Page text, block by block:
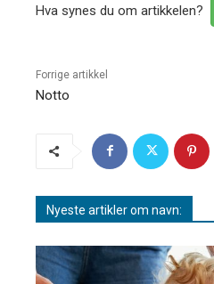
Hva synes du om artikkelen?
Forrige artikkel
Notto
Nyeste artikler om navn: